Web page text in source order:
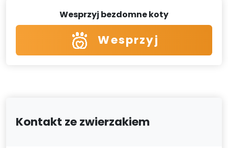
Wesprzyj bezdomne koty
Wesprzyj
Kontakt ze zwierzakiem